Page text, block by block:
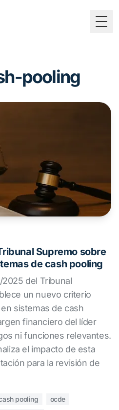
pooling
Supremo sobre
de cash pooling
2025 del Tribunal
un nuevo criterio
sistemas de cash
financiero del líder
ni funciones relevantes.
el impacto de esta
para la revisión de
pooling
ocde